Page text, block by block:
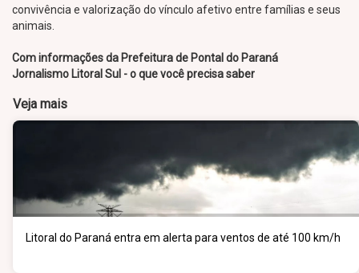
convivência e valorização do vínculo afetivo entre famílias e seus
animais.
Com informações da Prefeitura de Pontal do Paraná
Jornalismo Litoral Sul - o que você precisa saber
Veja mais
Litoral do Paraná entra em alerta para ventos de até 100 km/h